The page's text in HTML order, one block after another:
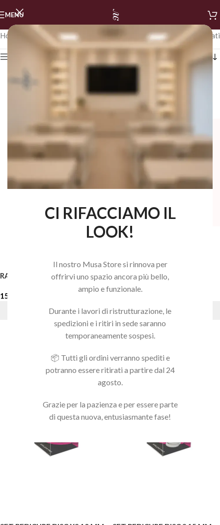
CI RIFACCIAMO IL
LOOK!
Il nostro Musa Store si rinnova per
offrirvi uno spazio ancora più bello,
ampio e funzionale.
Durante i lavori di ristrutturazione, le
spedizioni e i ritiri in sede saranno
temporaneamente sospesi.
📦 Tutti gli ordini verranno spediti e
potranno essere ritirati a partire dal 24
agosto.
Grazie per la pazienza e per essere parte
di questa nuova, entusiasmante fase!
MENU
Home STALEKS Visualizzazione di 1-24 di 73 risultati
RASPA BASE METALLO
15,40
AGGIUNGI AL CARRELLO
RICAMBIO RASPA 80 30PZ
AGGIUNGI AL CARRELLO